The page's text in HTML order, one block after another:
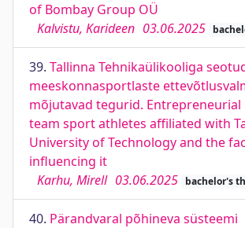
of Bombay Group OÜ
Kalvistu, Karideen 03.06.2025
39. Tallinna Tehnikaülikooliga
meeskonnasportlaste
mõjutavad tegurid. Entrepreneurial
team sport athletes affiliated with
University of Technology and the
influencing it
Karhu, Mirell 03.06.2025 bachelor's
40. Pärandvaral põhineva süsteemi